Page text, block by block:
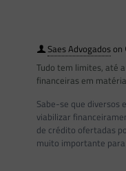
Saes Advogadoson
Tudo tem limites, até
financeiras em
Sabe-se que diversos
viabilizar
de crédito ofertadas
muito importante para